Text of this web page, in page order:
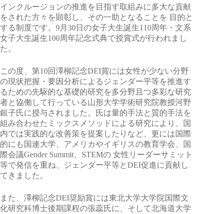
インクルージョンの推進を目指す取組みに多大な貢献
をされた方々を顕彰し、その一助となることを 目的と
する制度です。9月30日の女子大生誕生110周年・文系
女子大生誕生100周年記念式典で授賞式が行われまし
た。
この度、第10回澤柳記念DEI賞には女性が少ない分野
の現状把握・要因分析によるジェンダー平等を推進す
るための先駆的な基礎的研究を多分野且つ多彩な研究
者と協働して行っている山形大学学術研究院教授河野
銀子氏に授与されました。氏は量的手法と質的手法を
組み合わせたミックスメソッドによる研究により、国
内では実践的な改善策を提案したりなど、更には国際
的にも国連大学、アメリカやイギリスの教育学会、国
際会議Gender Summit、STEMの 女性リーダーサミット
等で発信を重ね、ジェンダー平等とDEI促進に貢献し
てきました。
また、澤柳記念DEI奨励賞には東北大学大学院国際文
化研究科博士後期課程の張蕊氏に、そして北海道大学